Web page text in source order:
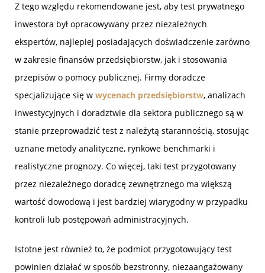
Z tego względu rekomendowane jest, aby test prywatnego
inwestora był opracowywany przez niezależnych
ekspertów, najlepiej posiadających doświadczenie zarówno
w zakresie finansów przedsiębiorstw, jak i stosowania
przepisów o pomocy publicznej. Firmy doradcze
specjalizujące się w wycenach przedsiębiorstw, analizach
inwestycyjnych i doradztwie dla sektora publicznego są w
stanie przeprowadzić test z należytą starannością, stosując
uznane metody analityczne, rynkowe benchmarki i
realistyczne prognozy. Co więcej, taki test przygotowany
przez niezależnego doradcę zewnętrznego ma większą
wartość dowodową i jest bardziej wiarygodny w przypadku
kontroli lub postępowań administracyjnych.
Istotne jest również to, że podmiot przygotowujący test
powinien działać w sposób bezstronny, niezaangażowany